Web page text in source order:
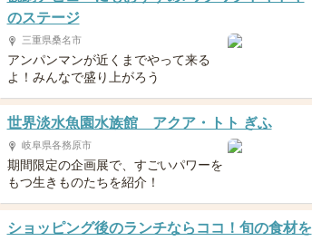
のステージ
三重県桑名市
アンパンマンが近くまでやって来る
よ！みんなで盛り上がろう
世界淡水魚園水族館 アクア・トト ぎふ
岐阜県各務原市
期間限定の企画展で、すごいパワーを
もつ生きものたちを紹介！
ショッピング後のランチならココ！旬の食材を